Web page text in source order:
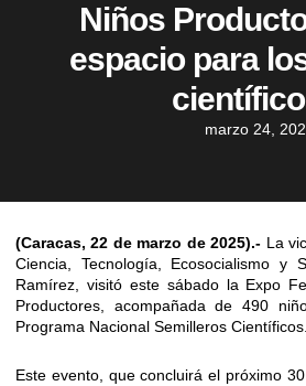
Niños
espacio para
marzo 24,
(Caracas, 22 de marzo de 2025).- La
Ciencia, Tecnología, Ecosocialismo y
Ramírez, visitó este sábado la Expo
Productores, acompañada de 490
Programa Nacional Semilleros Científicos.
Este evento, que concluirá el próximo